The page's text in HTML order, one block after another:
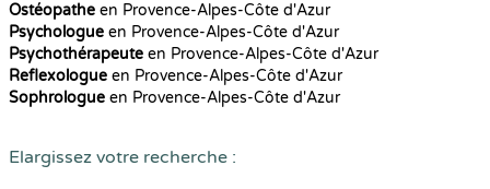
Ostéopathe en Provence-Alpes-Côte d'Azur
Psychologue en Provence-Alpes-Côte d'Azur
Psychothérapeute en Provence-Alpes-Côte d'Azur
Reflexologue en Provence-Alpes-Côte d'Azur
Sophrologue en Provence-Alpes-Côte d'Azur
Elargissez votre recherche :